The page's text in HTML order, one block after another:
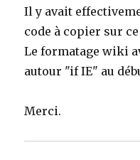
Il y avait
code à copier sur
Le formatage wiki
autour "if IE" au
Merci.